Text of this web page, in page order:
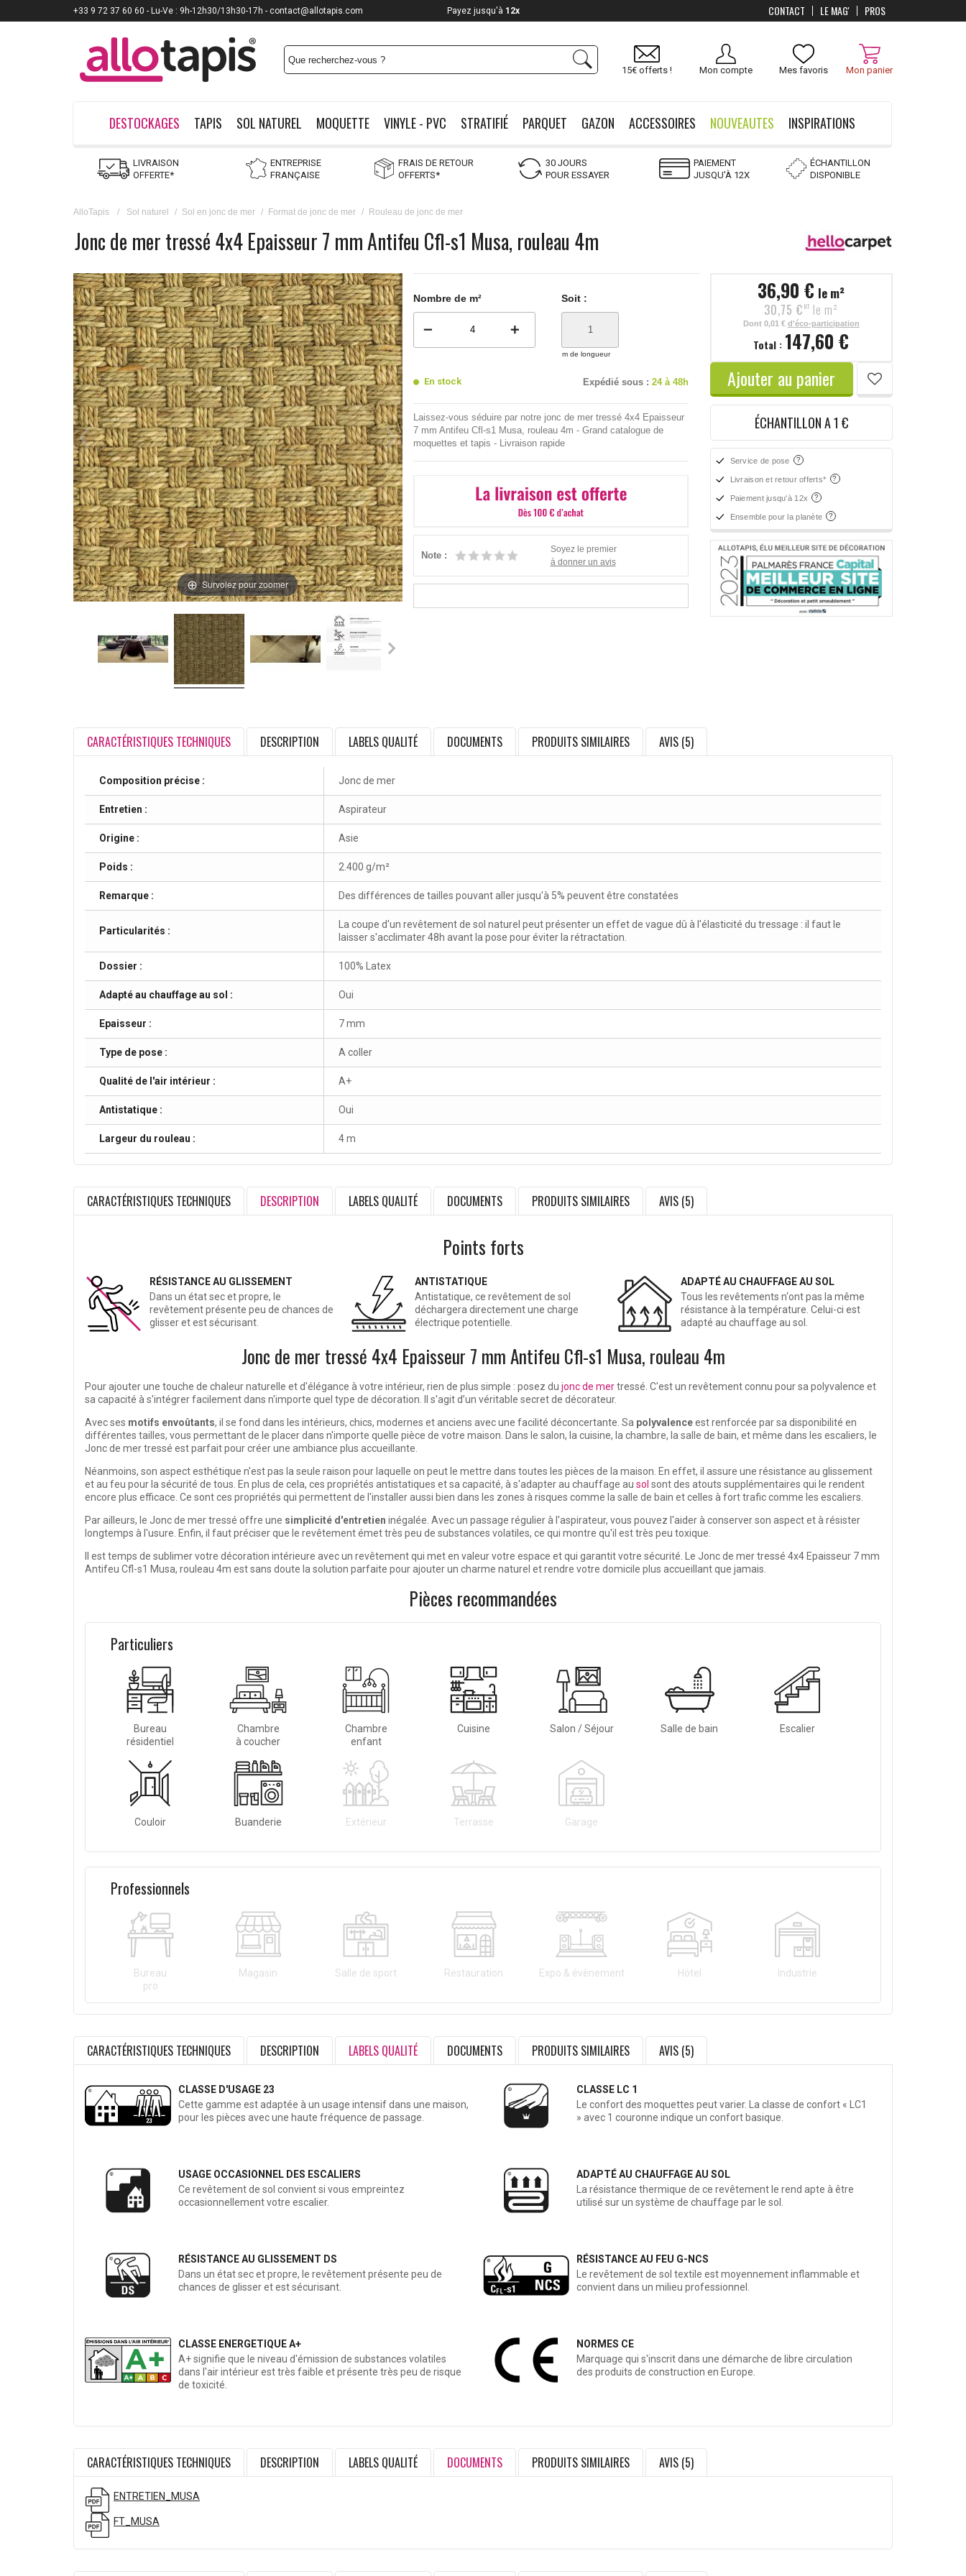
Mon panier
Mes favoris
Mon compte
15€ offerts !
DESTOCKAGES TAPIS SOL NATUREL MOQUETTE VINYLE - PVC STRATIFIÉ PARQUET GAZON ACCESSOIRES NOUVEAUTES INSPIRATIONS
LIVRAISON
OFFERTE*
ENTREPRISE
FRANÇAISE
FRAIS DE RETOUR
OFFERTS*
30 JOURS
POUR ESSAYER
PAIEMENT
JUSQU'À 12X
ÉCHANTILLON
DISPONIBLE
AlloTapis / Sol naturel / Sol en jonc de mer / Format de jonc de mer / Rouleau de jonc de mer
Jonc de mer tressé 4x4 Epaisseur 7 mm Antifeu Cfl-s1 Musa, rouleau 4m
Survolez pour zoomer
Nombre de m²
remove add
Soit :
m de longueur
En stock Expédié sous : 24 à 48h
Laissez-vous séduire par notre jonc de mer tressé 4x4 Epaisseur
7 mm Antifeu Cfl-s1 Musa, rouleau 4m - Grand catalogue de
moquettes et tapis - Livraison rapide
Note :
Soyez le premier
à donner un avis
36,90 € le m²
30,75 € HT le m²
Dont 0,01 € d'éco-participation
Total : 147,60 €
Ajouter au panier
ÉCHANTILLON A 1 €
Service de pose
Livraison et retour offerts*
Paiement jusqu'à 12x
Ensemble pour la planète
CARACTÉRISTIQUES TECHNIQUES DESCRIPTION LABELS QUALITÉ DOCUMENTS PRODUITS SIMILAIRES AVIS (5)
Composition précise : Jonc de mer
Entretien : Aspirateur
Origine : Asie
Poids : 2.400 g/m²
Remarque : Des différences de tailles pouvant aller jusqu'à 5% peuvent être constatées
Particularités :
La coupe d'un revêtement de sol naturel peut présenter un effet de vague dû à l'élasticité du tressage : il faut le
laisser s'acclimater 48h avant la pose pour éviter la rétractation.
Dossier : 100% Latex
Adapté au chauffage au sol : Oui
Epaisseur : 7 mm
Type de pose : A coller
Qualité de l'air intérieur : A+
Antistatique : Oui
Largeur du rouleau : 4 m
CARACTÉRISTIQUES TECHNIQUES DESCRIPTION LABELS QUALITÉ DOCUMENTS PRODUITS SIMILAIRES AVIS (5)
Points forts
RÉSISTANCE AU GLISSEMENT
Dans un état sec et propre, le
revêtement présente peu de chances de
glisser et est sécurisant.
ANTISTATIQUE
Antistatique, ce revêtement de sol
déchargera directement une charge
électrique potentielle.
ADAPTÉ AU CHAUFFAGE AU SOL
Tous les revêtements n‘ont pas la même
résistance à la température. Celui-ci est
adapté au chauffage au sol.
Jonc de mer tressé 4x4 Epaisseur 7 mm Antifeu Cfl-s1 Musa, rouleau 4m
Pour ajouter une touche de chaleur naturelle et d'élégance à votre intérieur, rien de plus simple : posez du jonc de mertressé. C'est un revêtement connu pour sa polyvalence et
sa capacité à s'intégrer facilement dans n'importe quel type de décoration. Il s'agit d’un véritable secret de décorateur.
Avec ses motifs envoûtants, il se fond dans les intérieurs, chics, modernes et anciens avec une facilité déconcertante. Sa polyvalenceest renforcée par sa disponibilité en
différentes tailles, vous permettant de le placer dans n'importe quelle pièce de votre maison. Dans le salon, la cuisine, la chambre, la salle de bain, et même dans les escaliers, le
Jonc de mer tressé est parfait pour créer une ambiance plus accueillante.
Néanmoins, son aspect esthétique n'est pas la seule raison pour laquelle on peut le mettre dans toutes les pièces de la maison. En effet, il assure une résistance au glissement
et au feu pour la sécurité de tous. En plus de cela, ces propriétés antistatiques et sa capacité, à s'adapter au chauffage au sol sont des atouts supplémentaires qui le rendent
encore plus efficace. Ce sont ces propriétés qui permettent de l'installer aussi bien dans les zones à risques comme la salle de bain et celles à fort trafic comme les escaliers.
Par ailleurs, le Jonc de mer tressé offre une simplicité d'entretien inégalée. Avec un passage régulier à l'aspirateur, vous pouvez l'aider à conserver son aspect et à résister
longtemps à l'usure. Enfin, il faut préciser que le revêtement émet très peu de substances volatiles, ce qui montre qu'il est très peu toxique.
Il est temps de sublimer votre décoration intérieure avec un revêtement qui met en valeur votre espace et qui garantit votre sécurité. Le Jonc de mer tressé 4x4 Epaisseur 7 mm
Antifeu Cfl-s1 Musa, rouleau 4m est sans doute la solution parfaite pour ajouter un charme naturel et rendre votre domicile plus accueillant que jamais.
Pièces recommandées
Particuliers
Bureau
résidentiel
Chambre
à coucher
Chambre
enfant
Cuisine Salon / Séjour Salle de bain Escalier
Couloir Buanderie Extérieur Terrasse Garage
Professionnels
Bureau
pro
Magasin Salle de sport Restauration Expo & évènement Hôtel Industrie
CARACTÉRISTIQUES TECHNIQUES DESCRIPTION LABELS QUALITÉ DOCUMENTS PRODUITS SIMILAIRES AVIS (5)
CLASSE D'USAGE 23
Cette gamme est adaptée à un usage intensif dans une maison,
pour les pièces avec une haute fréquence de passage.
CLASSE LC 1
Le confort des moquettes peut varier. La classe de confort « LC1
» avec 1 couronne indique un confort basique.
USAGE OCCASIONNEL DES ESCALIERS
Ce revêtement de sol convient si vous empreintez
occasionnellement votre escalier.
ADAPTÉ AU CHAUFFAGE AU SOL
La résistance thermique de ce revêtement le rend apte à être
utilisé sur un système de chauffage par le sol.
RÉSISTANCE AU GLISSEMENT DS
Dans un état sec et propre, le revêtement présente peu de
chances de glisser et est sécurisant.
RÉSISTANCE AU FEU G-NCS
Le revêtement de sol textile est moyennement inflammable et
convient dans un milieu professionnel.
CLASSE ENERGETIQUE A+
A+ signifie que le niveau d'émission de substances volatiles
dans l'air intérieur est très faible et présente très peu de risque
de toxicité.
NORMES CE
Marquage qui s'inscrit dans une démarche de libre circulation
des produits de construction en Europe.
CARACTÉRISTIQUES TECHNIQUES DESCRIPTION LABELS QUALITÉ DOCUMENTS PRODUITS SIMILAIRES AVIS (5)
ENTRETIEN_MUSA
FT_MUSA
PROS
LE MAG'
CONTACT
+33 9 72 37 60 60 - Lu-Ve : 9h-12h30/13h30-17h - contact@allotapis.com Payez jusqu'à 12x OFFERTSdès 100 €